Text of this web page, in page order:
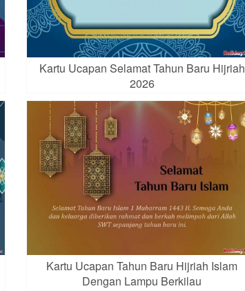
Kartu Ucapan Selamat Tahun Baru Hijriah
2026
Kartu Ucapan Tahun Baru Hijriah Islam
Dengan Lampu Berkilau